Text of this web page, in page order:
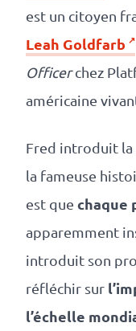
est un citoyen
Leah Goldfarb
Officerchez
américaine
Fred introduit la
la fameuse
est que chaque
apparemment
introduit son
réfléchir sur
l’échelle